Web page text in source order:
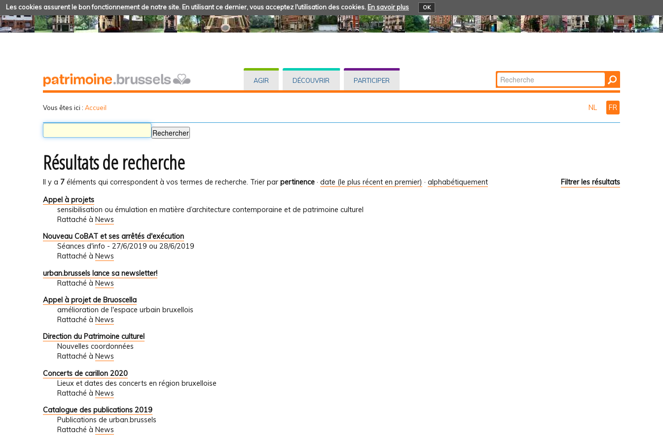
Les cookies assurent le bon fonctionnement de notre site. En utilisant ce dernier, vous acceptez l'utilisation des cookies. En savoir plus OK
AGIR DÉCOUVRIR PARTICIPER Chercher par
Recherche
Vous êtes ici : Accueil NL FR
Résultats de recherche
Il y a 7 éléments qui correspondent à vos termes de recherche. Filtrer les résultats
Trier par pertinence · date (le plus récent en premier) · alphabétiquement
Appel à projets
sensibilisation ou émulation en matière d’architecture contemporaine et de patrimoine culturel
Rattaché à News
Nouveau CoBAT et ses arrêtés d'exécution
Séances d'info - 27/6/2019 ou 28/6/2019
Rattaché à News
urban.brussels lance sa newsletter!
Rattaché à News
Appel à projet de Bruoscella
amélioration de l'espace urbain bruxellois
Rattaché à News
Direction du Patrimoine culturel
Nouvelles coordonnées
Rattaché à News
Concerts de carillon 2020
Lieux et dates des concerts en région bruxelloise
Rattaché à News
Catalogue des publications 2019
Publications de urban.brussels
Rattaché à News